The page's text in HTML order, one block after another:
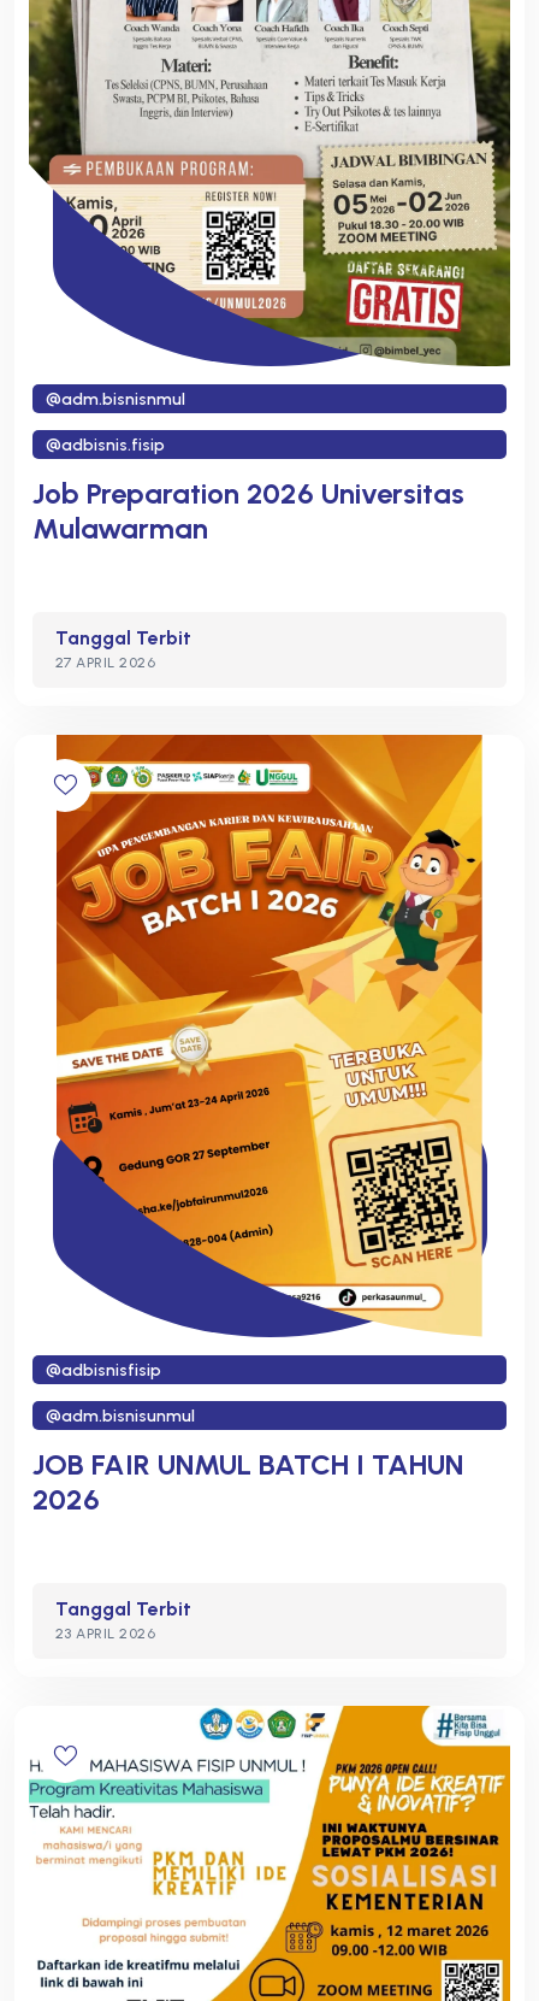
@adm.bisnisnmul
@adbisnis.fisip
Job Preparation 2026 Universitas
Mulawarman
Tanggal Terbit
27 APRIL 2026
@adbisnisfisip
@adm.bisnisunmul
JOB FAIR UNMUL BATCH I TAHUN
2026
Tanggal Terbit
23 APRIL 2026